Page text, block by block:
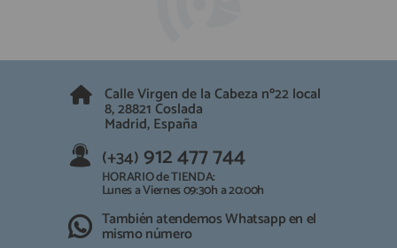
(+34) 912 477 744
HORARIO de TIENDA:
Lunes a Viernes 09:30h a 20:00h
También atendemos Whatsapp
info@preciosadictos.com
Calle Virgen de la Cabeza nº22 local
8, 28821 Coslada
Madrid, España
(+34) 912 477 744
HORARIO de TIENDA:
Lunes a Viernes 09:30h a 20:00h
También atendemos Whatsapp en el
mismo número